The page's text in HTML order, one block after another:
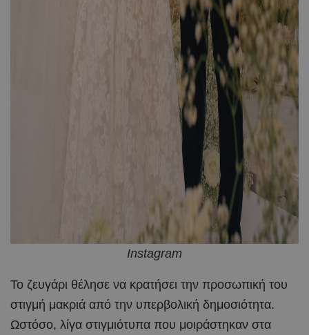
Instagram
Το ζευγάρι θέλησε να κρατήσει την προσωπική του
στιγμή μακριά από την υπερβολική δημοσιότητα.
Ωστόσο, λίγα στιγμιότυπα που μοιράστηκαν στα